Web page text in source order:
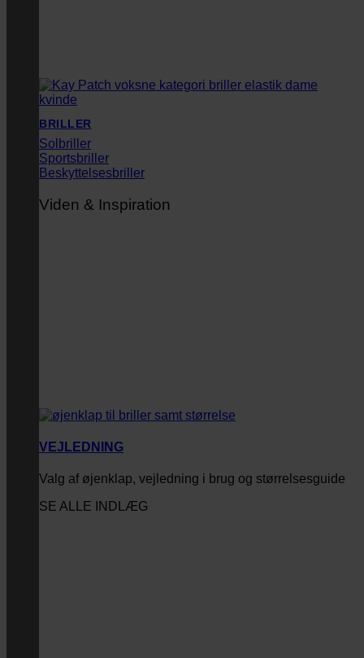
BRILLER
Solbriller
Sportsbriller
Beskyttelsesbriller
Viden & Inspiration
VEJLEDNING
Valg af øjenklap, vejledning i brug og størrelsesguide
SE ALLE INDLÆG